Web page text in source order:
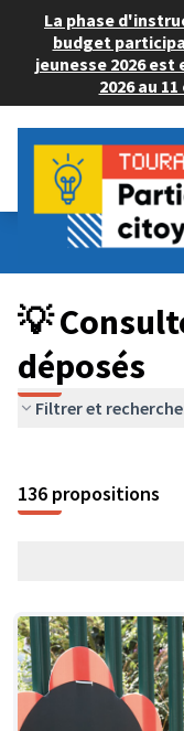
La phase
budget
jeunesse 2026 est
2026 au
Budget Participatif
💡 Consulter les
💡
déposés
Filtrer et
136 propositions